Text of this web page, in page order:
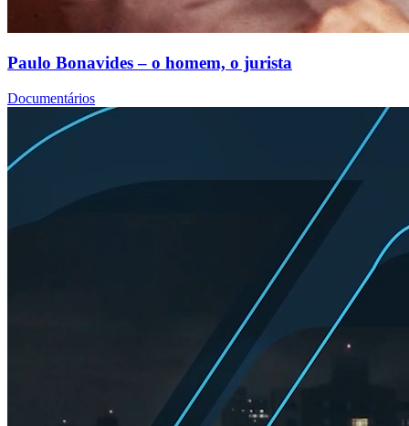
Paulo Bonavides – o homem, o jurista
Documentários